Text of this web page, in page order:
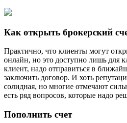
Как открыть брокерский
Практично, что клиенты могут
онлайн, но это доступно лишь для
клиент, надо отправиться в
заключить договор. И хоть
солидная, но многие отмечают
есть ряд вопросов, которые надо
Пополнить счет